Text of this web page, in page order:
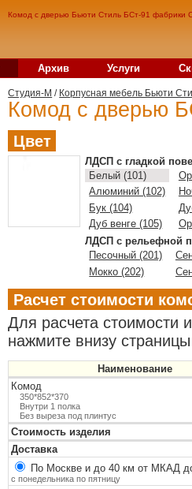
Комод с дверью Бьюти Стиль БСт-91 фабрики
Архив Услуги
Студия-M / Корпусная мебель Бьюти
Комод с дверью
Цвет
ЛДСП с гладкой
Белый (101)
Алюминий (102)
Бук (104)
Дуб венге (105)
ЛДСП с рельефной
Песочный (201)
Мокко (202)
Расчет стоимости
Для расчета стоимости
нажмите внизу
Наименование
Комод
350*852*370
Внутри 1 полка
Без выреза под плинтус
Стоимость изделия
Доставка
По Москве и до 40 км от МКАД
с понедельника по пятницу